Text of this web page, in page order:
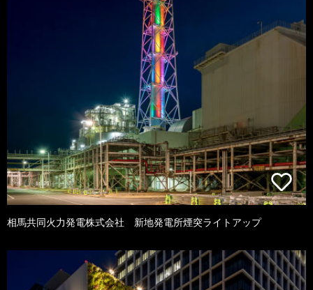
相馬共同火力発電株式会社 新地発電所煙突ライトアップ